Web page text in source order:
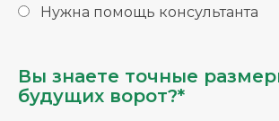
Нужна помощь консультанта
Вы знаете точные
будущих ворот?*